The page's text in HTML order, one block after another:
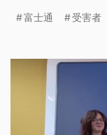
富士通 受害者